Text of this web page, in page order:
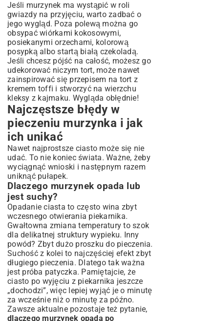
Jeśli murzynek ma wystąpić w roli
gwiazdy na przyjęciu, warto zadbać o
jego wygląd. Poza polewą można go
obsypać wiórkami kokosowymi,
posiekanymi orzechami, kolorową
posypką albo startą białą czekoladą.
Jeśli chcesz pójść na całość, możesz go
udekorować niczym tort, może nawet
zainspirować się przepisem na tort z
kremem toffi i stworzyć na wierzchu
kleksy z kajmaku. Wygląda obłędnie!
Najczęstsze błędy w
pieczeniu murzynka i jak
ich unikać
Nawet najprostsze ciasto może się nie
udać. To nie koniec świata. Ważne, żeby
wyciągnąć wnioski i następnym razem
uniknąć pułapek.
Dlaczego murzynek opada lub
jest suchy?
Opadanie ciasta to często wina zbyt
wczesnego otwierania piekarnika.
Gwałtowna zmiana temperatury to szok
dla delikatnej struktury wypieku. Inny
powód? Zbyt dużo proszku do pieczenia.
Suchość z kolei to najczęściej efekt zbyt
długiego pieczenia. Dlatego tak ważna
jest próba patyczka. Pamiętajcie, że
ciasto po wyjęciu z piekarnika jeszcze
„dochodzi”, więc lepiej wyjąć je o minutę
za wcześnie niż o minutę za późno.
Zawsze aktualne pozostaje też pytanie,
dlaczego murzynek opada po